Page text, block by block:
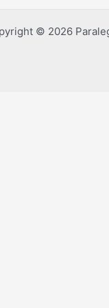
© 2026